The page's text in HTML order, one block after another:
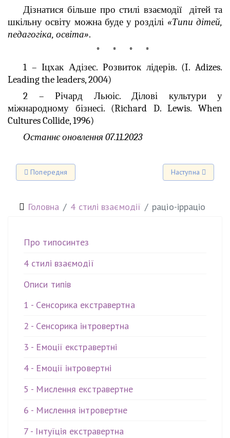
Дізнатися більше про стилі взаємодії дітей та
шкільну освіту можна буде у розділі «Типи дітей,
педагогіка, освіта».
* * * *
1 – Іцхак Адізес. Розвиток лідерів. (I. Adizes.
Leading the leaders, 2004)
2 – Річард Льюіс. Ділові культури у
міжнародному бізнесі. (Richard D. Lewis. When
Cultures Collide, 1996)
Останнє оновлення 07.11.2023
Попередня стаття: 4 стилі взаємодії
Попередня Наступна стаття: 4
Наступна
Головна 4 стилі взаємодії раціо-ірраціо
Про типосинтез
4 стилі взаємодії
Описи типів
1 - Сенсорика екстравертна
2 - Сенсорика інтровертна
3 - Емоції екстравертні
4 - Емоції інтровертні
5 - Мислення екстравертне
6 - Мислення інтровертне
7 - Інтуїція екстравертна